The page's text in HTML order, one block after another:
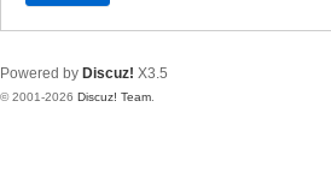
Powered by Discuz! X3.5
© 2001-2026 Discuz! Team